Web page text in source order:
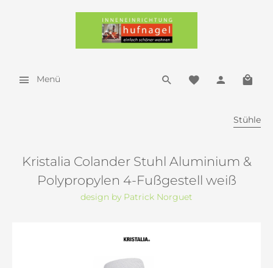
Menü
Stühle
Kristalia Colander Stuhl Aluminium &
Polypropylen 4-Fußgestell weiß
design by Patrick Norguet